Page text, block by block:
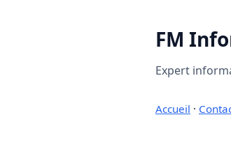
FM
Expert
Accueil ·